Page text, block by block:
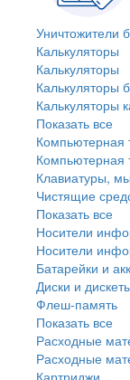
Уничтожители
Калькуляторы
Калькуляторы
Калькуляторы
Калькуляторы
Показать все
Компьютерная
Компьютерная
Клавиатуры,
Чистящие
Показать все
Носители
Носители
Батарейки и
Диски и
Флеш-память
Показать все
Расходные
Расходные
Картриджи